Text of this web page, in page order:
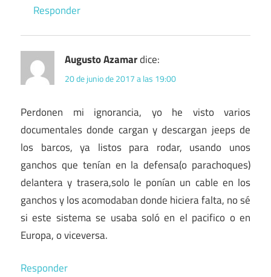
Responder
Augusto Azamardice:
20 de junio de 2017 a las 19:00
Perdonen mi ignorancia, yo he visto varios
documentales donde cargan y descargan jeeps de
los barcos, ya listos para rodar, usando unos
ganchos que tenían en la defensa(o parachoques)
delantera y trasera,solo le ponían un cable en los
ganchos y los acomodaban donde hiciera falta, no sé
si este sistema se usaba soló en el pacifico o en
Europa, o viceversa.
Responder